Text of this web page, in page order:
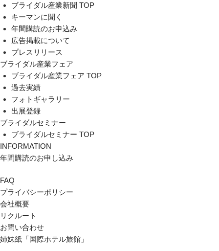
ブライダル産業新聞 TOP
キーマンに聞く
年間購読のお申込み
広告掲載について
プレスリリース
ブライダル産業フェア
ブライダル産業フェア TOP
過去実績
フォトギャラリー
出展登録
ブライダルセミナー
ブライダルセミナー TOP
INFORMATION
年間購読のお申し込み
FAQ
プライバシーポリシー
会社概要
リクルート
お問い合わせ
姉妹紙「国際ホテル旅館」